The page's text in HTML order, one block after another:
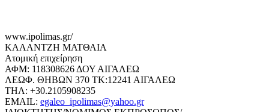
www.ipolimas.gr/
ΚΑΛΑΝΤΖΗ ΜΑΤΘΑΙΑ
Ατομική επιχείρηση
ΑΦΜ: 118308626 ΔΟΥ ΑΙΓΑΛΕΩ
ΛΕΩΦ. ΘΗΒΩΝ 370 ΤΚ:12241 ΑΙΓΑΛΕΩ
ΤΗΛ: +30.2105908235
EMAIL: egaleo_ipolimas@yahoo.gr